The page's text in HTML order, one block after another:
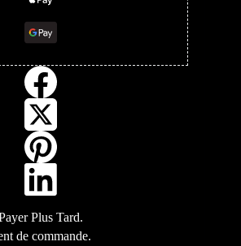
Plus Tard.
de commande.